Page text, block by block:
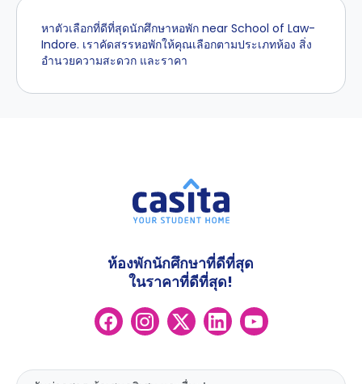
หาตัวเลือกที่ดีที่สุดนักศึกษาหอพัก near School of Law-
Indore. เราคัดสรรหอพักให้คุณเลือกตามประเภทห้อง สิ่ง
อำนวยความสะดวก และราคา
ห้องพักนักศึกษาที่ดีที่สุด
ในราคาที่ดีที่สุด!